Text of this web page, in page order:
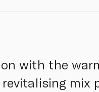
with the
mix